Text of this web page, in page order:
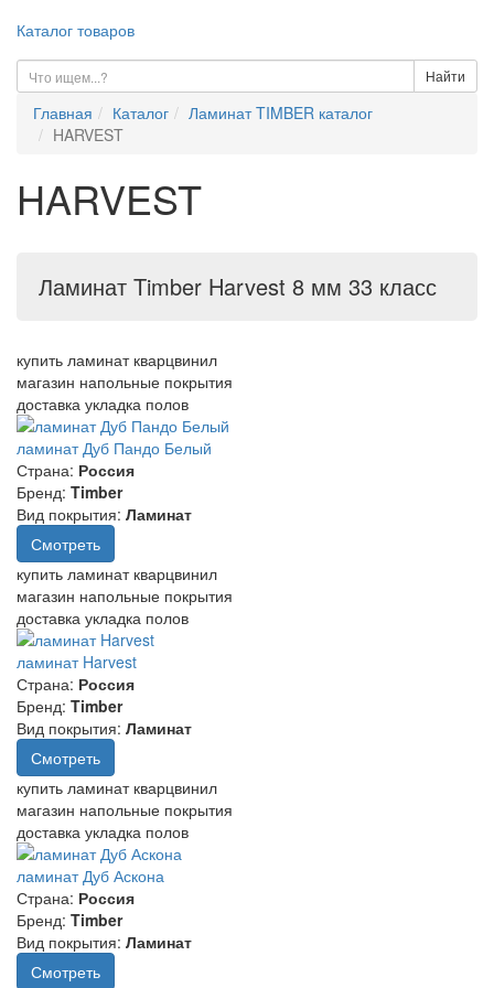
Каталог товаров
Найти
Главная Каталог
Ламинат TIMBER каталог
HARVEST
HARVEST
Ламинат Timber Harvest 8 мм 33 класс
купить ламинат кварцвинил
магазин напольные покрытия
доставка укладка полов
ламинат Дуб Пандо Белый
Страна: Россия
Бренд: Timber
Вид покрытия: Ламинат
Смотреть
купить ламинат кварцвинил
магазин напольные покрытия
доставка укладка полов
ламинат Harvest
Страна: Россия
Бренд: Timber
Вид покрытия: Ламинат
Смотреть
купить ламинат кварцвинил
магазин напольные покрытия
доставка укладка полов
ламинат Дуб Аскона
Страна: Россия
Бренд: Timber
Вид покрытия: Ламинат
Смотреть